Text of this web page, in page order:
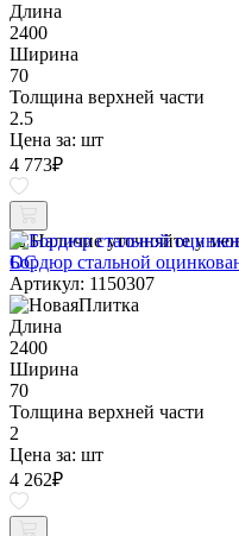
Длина
2400
Ширина
70
Толщина верхней части
2.5
Цена за: шт
4 773₽
Наличие уточняйте у
Бордюр стальной
Артикул: 1150307
Длина
2400
Ширина
70
Толщина верхней части
2
Цена за: шт
4 262₽